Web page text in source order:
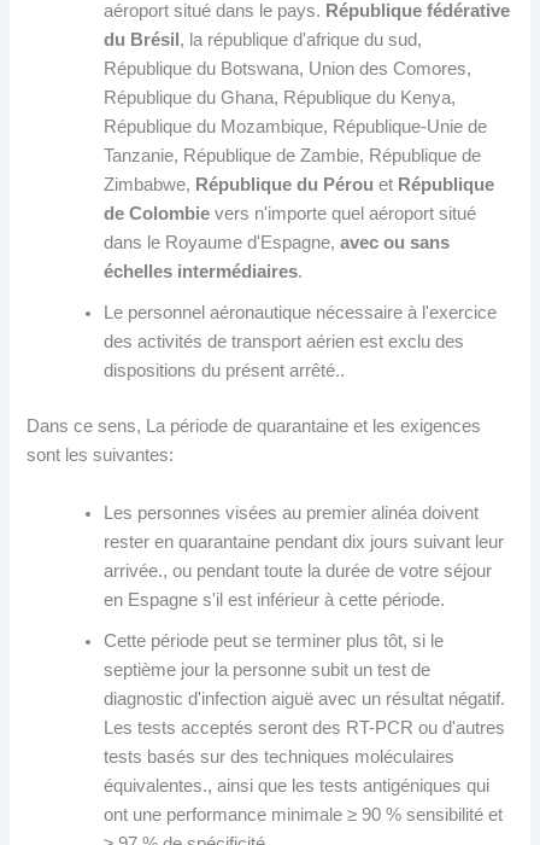
aéroport situé dans le pays. République fédérative
du Brésil , la république d'afrique du sud,
République du Botswana, Union des Comores,
République du Ghana, République du Kenya,
République du Mozambique, République-Unie de
Tanzanie, République de Zambie, République de
Zimbabwe, République du Pérou et République
de Colombie vers n'importe quel aéroport situé
dans le Royaume d'Espagne,avec ou sans
échelles intermédiaires.
Le personnel aéronautique nécessaire à l'exercice
des activités de transport aérien est exclu des
dispositions du présent arrêté..
Dans ce sens, La période de quarantaine et les exigences
sont les suivantes:
Les personnes visées au premier alinéa doivent
rester en quarantaine pendant dix jours suivant leur
arrivée., ou pendant toute la durée de votre séjour
en Espagne s'il est inférieur à cette période.
Cette période peut se terminer plus tôt, si le
septième jour la personne subit un test de
diagnostic d'infection aiguë avec un résultat négatif.
Les tests acceptés seront des RT-PCR ou d'autres
tests basés sur des techniques moléculaires
équivalentes., ainsi que les tests antigéniques qui
ont une performance minimale ≥ 90 % sensibilité et